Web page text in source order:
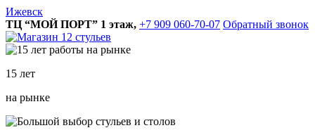
Ижевск
ТЦ “МОЙ ПОРТ” 1 этаж, +7 909 060-70-07 Обратный звонок
15 лет
на рынке